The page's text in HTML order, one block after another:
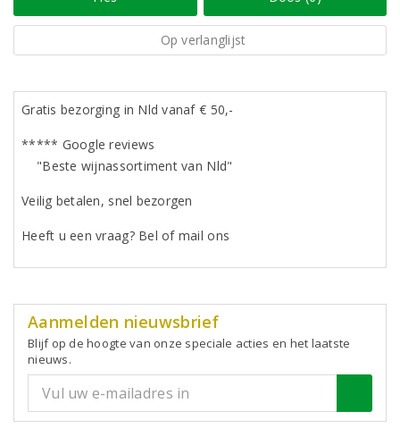
Op verlanglijst
Gratis bezorging in Nld vanaf € 50,-
***** Google reviews
"Beste wijnassortiment van Nld"
Veilig betalen, snel bezorgen
Heeft u een vraag? Bel of mail ons
Aanmelden nieuwsbrief
Blijf op de hoogte van onze speciale acties en het laatste
nieuws.